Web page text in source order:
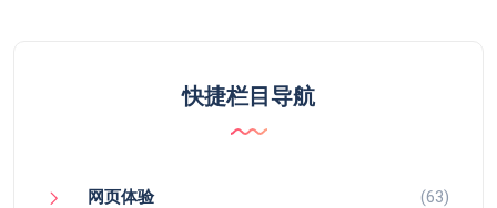
快捷栏目导航
网页体验 (63)